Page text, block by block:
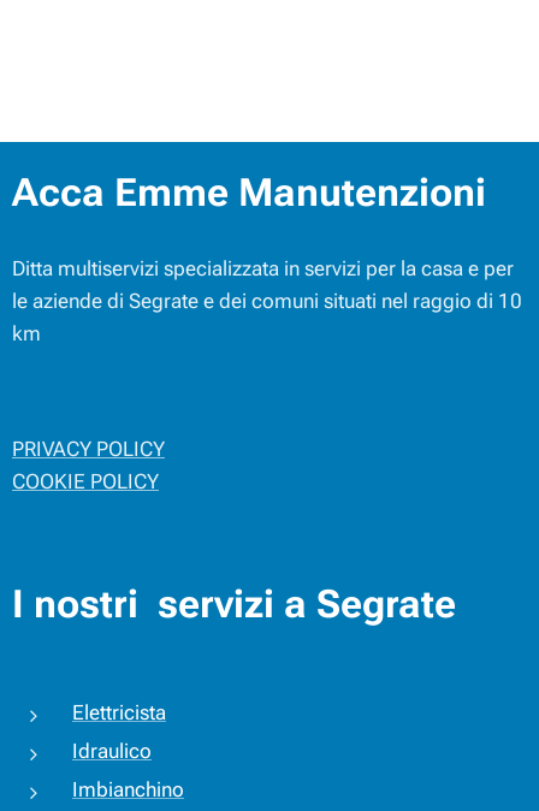
Acca Emme Manutenzioni
Ditta multiservizi specializzata in servizi per la casa e per
le aziende di Segrate e dei comuni situati nel raggio di 10
km
PRIVACY POLICY
COOKIE POLICY
I nostri servizi a Segrate
Elettricista
Idraulico
Imbianchino